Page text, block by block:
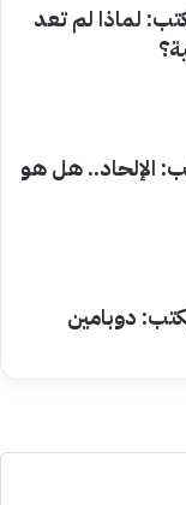
لماذا لم تعد
الإلحاد.. هل هو
دوبامين